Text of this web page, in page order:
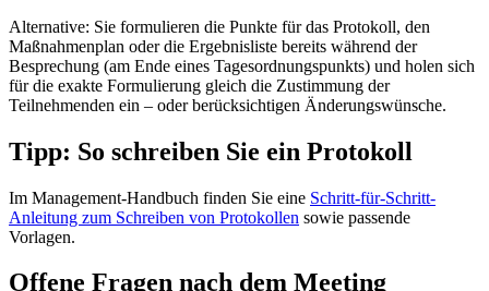
Alternative: Sie formulieren die Punkte für das Protokoll, den
Maßnahmenplan oder die Ergebnisliste bereits während der
Besprechung (am Ende eines Tagesordnungspunkts) und holen sich
für die exakte Formulierung gleich die Zustimmung der
Teilnehmenden ein – oder berücksichtigen Änderungswünsche.
Tipp: So schreiben Sie ein Protokoll
Im Management-Handbuch finden Sie eine Schritt-für-Schritt-
Anleitung zum Schreiben von Protokollen sowie passende
Vorlagen.
Offene Fragen nach dem Meeting